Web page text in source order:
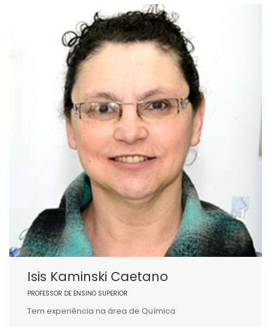
Isis Kaminski Caetano
PROFESSOR DE ENSINO SUPERIOR
Tem experiência na área de Química